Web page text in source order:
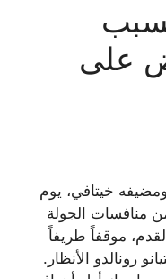
على
خيتافي، يوم
تشرين الأول 2017 ضمن منافسات الجولة
موقفاً طريفاً
رونالدو الأنظار.